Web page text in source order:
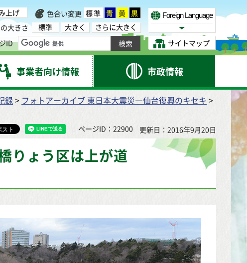
上げ 色合い変更 標準 青 黄 黒
大きさ
標準 大きく
さらに大きく
ID
Foreign Language
Select Language
サイトマップ
事業者向け情報 市政情報
録> フォトアーカイブ 東日本大震災―仙台復興のキセキ >
ページID：22900 更新日：2016年9月20日
りょう区は上が道